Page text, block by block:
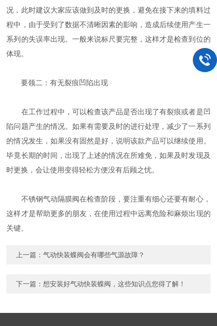
况，此时建议大家应该做到及时的更换，避免在接下来的填料过
程中，由于受到了数据不清晰因素的影响，造成后续使用产生一
系列的失误率出现。一般来说标尺要完整，这样才是检查到位的
体现。
要领二：有无裂痕凹陷出现
在工作过程中，可以检查该产品是否出现了有裂痕或者是凹
陷问题产生的情况。如果有需要及时的进行处理，减少了一系列
的情况发生，如果没有固然是好，说明该款产品可以继续使用。
毕竟长期的时间，出现了上述的情况在所难免，如果及时发现及
时更换，会让使用变得轻松方便没有后顾之忧。
不锈钢气动隔膜阀在检查阶段，要注重有细心还要有耐心，
这样才是帮助更多的朋友，在使用过程中远离危险和麻烦出现的
关键。
上一篇：气动快装蝶阀会有哪些气源故障？
下一篇：想安装好气动快装蝶阀，这些知识点您得了解！